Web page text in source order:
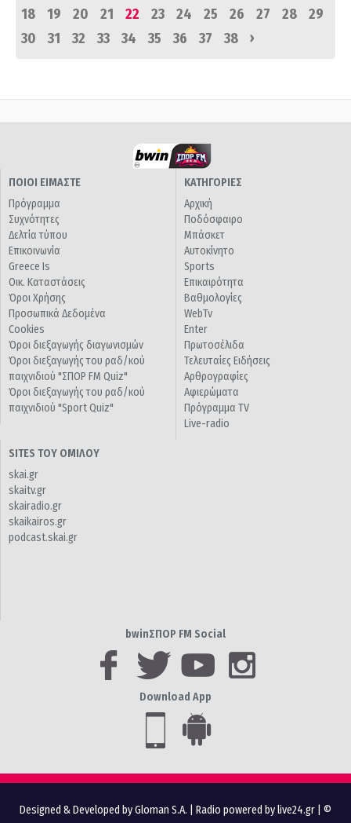
18
19 20 21 22 23 24 25 26 27 28
29
30
31 32 33 34 35 36 37 38 ›
ΠΟΙΟΙ ΕΙΜΑΣΤΕ
Πρόγραμμα
Συχνότητες
Δελτία τύπου
Επικοινωνία
Greece Is
Οικ. Καταστάσεις
Όροι Χρήσης
Προσωπικά Δεδομένα
Cookies
Όροι διεξαγωγής διαγωνισμών
Όροι διεξαγωγής του ραδ/κού
παιχνιδιού "ΣΠΟΡ FM Quiz"
Όροι διεξαγωγής του ραδ/κού
παιχνιδιού "Sport Quiz"
ΚΑΤΗΓΟΡΙΕΣ
Αρχική
Ποδόσφαιρο
Μπάσκετ
Αυτοκίνητο
Sports
Επικαιρότητα
Βαθμολογίες
WebTv
Enter
Πρωτοσέλιδα
Τελευταίες Ειδήσεις
Αρθρογραφίες
Αφιερώματα
Πρόγραμμα TV
Live-radio
SITES ΤΟΥ ΟΜΙΛΟΥ
skai.gr
skaitv.gr
skairadio.gr
skaikairos.gr
podcast.skai.gr
bwinΣΠΟΡ FM Social
Download App
Designed & Developed by Gloman S.A. Radio powered by live24.gr | ©